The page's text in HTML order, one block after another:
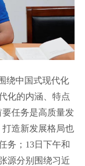
绕中国式现代化
化的内涵、特点
任务是高质量发
造新发展格局也
务；13日下午和
源分别围绕习近